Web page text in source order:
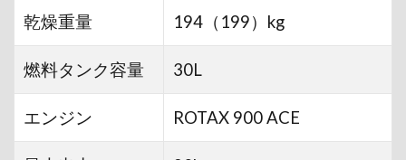
乾燥重量 194（199）kg
燃料タンク容量 30L
エンジン ROTAX 900 ACE